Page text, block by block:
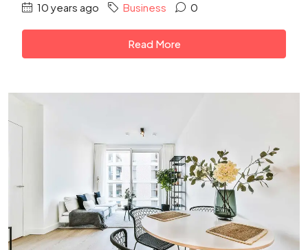
10 years ago Business 0
Read More